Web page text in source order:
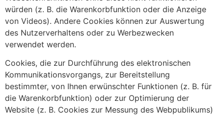
würden (z. B. die Warenkorbfunktion oder die Anzeige
von Videos). Andere Cookies können zur Auswertung
des Nutzerverhaltens oder zu Werbezwecken
verwendet werden.
Cookies, die zur Durchführung des elektronischen
Kommunikationsvorgangs, zur Bereitstellung
bestimmter, von Ihnen erwünschter Funktionen (z. B. für
die Warenkorbfunktion) oder zur Optimierung der
Website (z. B. Cookies zur Messung des Webpublikums)